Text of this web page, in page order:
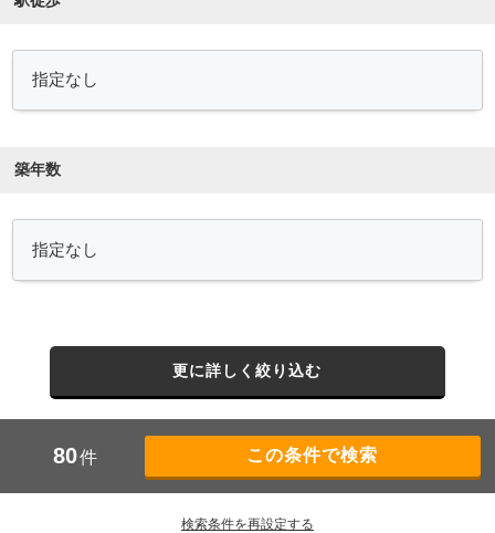
築年数
更に詳しく絞り込む
80件
検索条件を再設定する